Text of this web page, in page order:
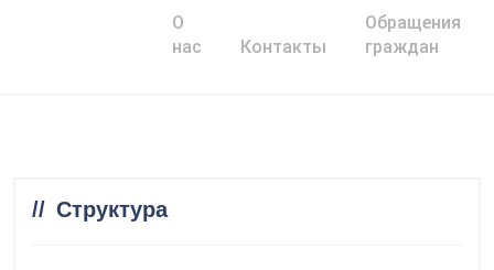
О
нас
Контакты
Обращения
граждан
Структура